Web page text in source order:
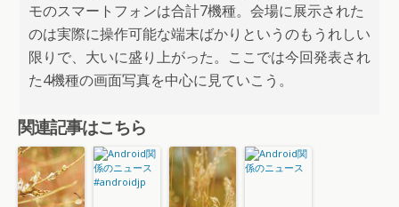
モのスマートフォンは合計7機種。会場に展示された
のは実際に操作可能な端末ばかりというのもうれしい
限りで、大いに盛り上がった。ここでは今回発表され
た4機種の画面写真を中心に見ていこう。
関連記事はこちら